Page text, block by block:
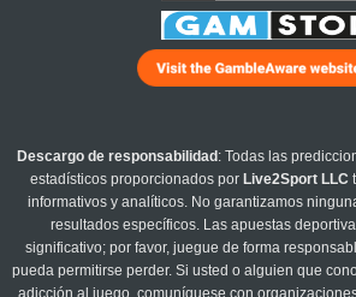
Descargo de responsabilidad : Todas las
estadísticos proporcionados por Live2Sport LLC
informativos y analíticos. No garantizamos
resultados específicos. Las apuestas
significativo; por favor, juegue de forma
pueda permitirse perder. Si usted o alguien que